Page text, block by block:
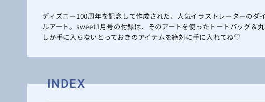
ディズニー100周年を記念して作成された、人気イラストレーターのダ
ルアート。sweet1月号の付録は、そのアートを使ったトートバッグ＆
しか手に入らないとっておきのアイテムを絶対に手に入れてね♡
INDEX